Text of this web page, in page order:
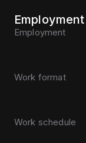
Employment
Employment
Work format
Work schedule